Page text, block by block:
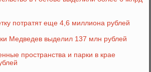
потратят еще 4,6 миллиона рублей
Медведев выделил 137 млн рублей
пространства и парки в крае